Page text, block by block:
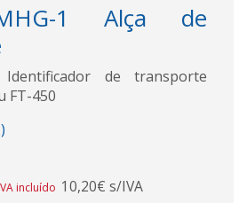
1 Alça de
Identificador de transporte
FT-450
)
incluído 10,20€ s/IVA